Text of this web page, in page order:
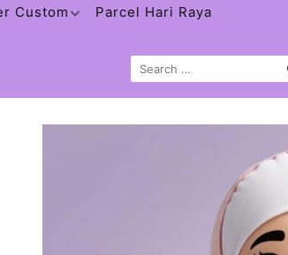
Custom Parcel Hari Raya